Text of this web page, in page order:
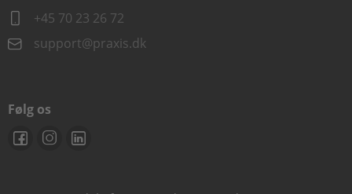
+45 70 23 26 72
support@praxis.dk
Følg os